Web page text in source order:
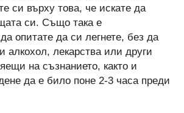
си върху това, че искате да
си. Също така е
опитате да си легнете, без да
алкохол, лекарства или други
на съзнанието, както и
да е било поне 2-3 часа преди